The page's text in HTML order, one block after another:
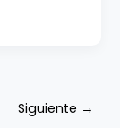
Siguiente →